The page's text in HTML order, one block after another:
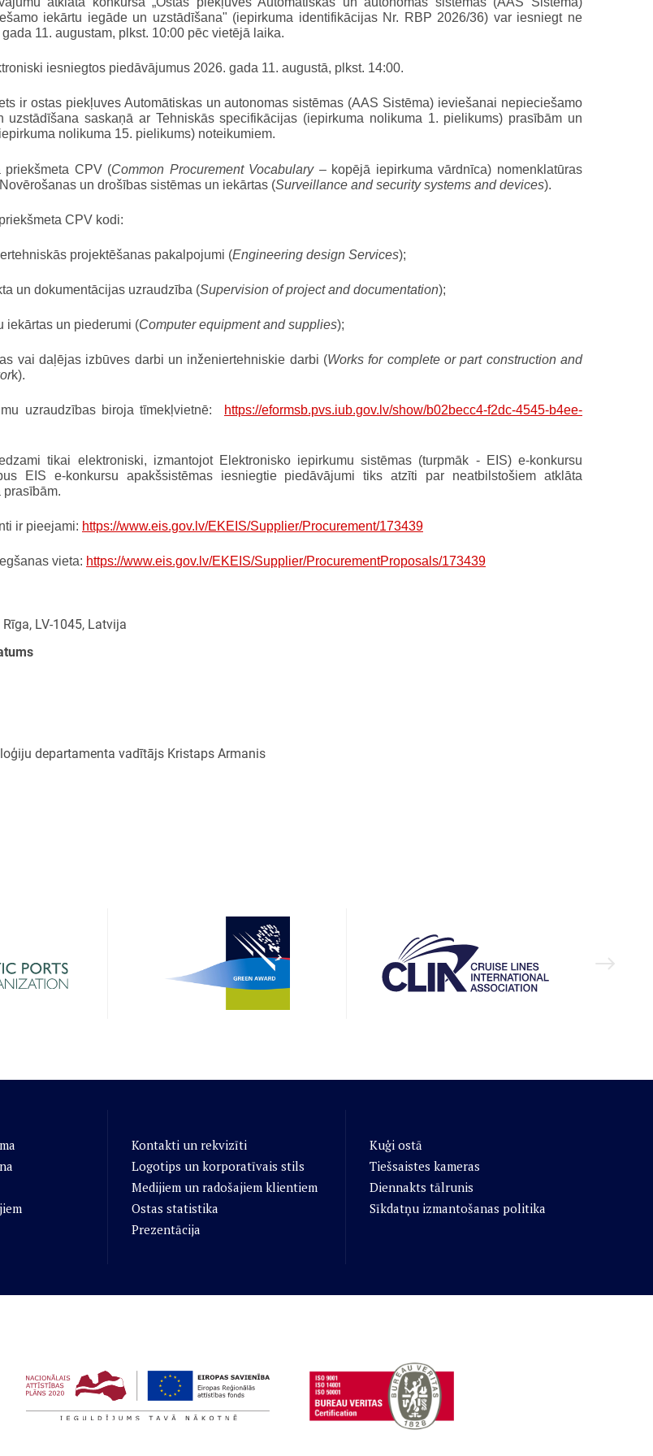
iekārtu iegāde un uzstādīšana" (iepirkuma identifikācijas Nr. RBP 2026/36) var iesniegt ne
11. augustam, plkst. 10:00 pēc vietējā laika.
iesniegtos piedāvājumus 2026. gada 11. augustā, plkst. 14:00.
ir ostas piekļuves Automātiskas un autonomas sistēmas (AAS Sistēma) ieviešanai nepieciešamo
uzstādīšana saskaņā ar Tehniskās specifikācijas (iepirkuma nolikuma 1. pielikums) prasībām un
nolikuma 15. pielikums) noteikumiem.
priekšmeta CPV (Common Procurement Vocabulary– kopējā iepirkuma vārdnīca) nomenklatūras
un drošības sistēmas un iekārtas (Surveillance and security systems and devices).
CPV kodi:
projektēšanas pakalpojumi (Engineering design Services);
un dokumentācijas uzraudzība (Supervision of project and documentation);
iekārtas un piederumi (Computer equipment and supplies);
vai daļējas izbūves darbi un inženiertehniskie darbi (Works for complete or part construction and
k).
uzraudzības biroja tīmekļvietnē: https://eformsb.pvs.iub.gov.lv/show/b02becc4-f2dc-4545-b4ee-
tikai elektroniski, izmantojot Elektronisko iepirkumu sistēmas (turpmāk - EIS) e-konkursu
EIS e-konkursu apakšsistēmas iesniegtie piedāvājumi tiks atzīti par neatbilstošiem atklāta
prasībām.
ir pieejami: https://www.eis.gov.lv/EKEIS/Supplier/Procurement/173439
vieta: https://www.eis.gov.lv/EKEIS/Supplier/ProcurementProposals/173439
LV-1045, Latvija
departamenta vadītājs Kristaps Armanis
Kontakti un rekvizīti
Logotips un korporatīvais stils
Medijiem un radošajiem klientiem
Ostas statistika
Prezentācija
Kuģi ostā
Tiešsaistes kameras
Diennakts tālrunis
Sīkdatņu izmantošanas politika